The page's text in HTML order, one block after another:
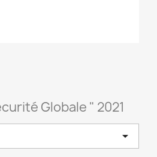
Globale " 2021
